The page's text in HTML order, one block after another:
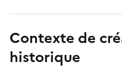
Contexte de
historique